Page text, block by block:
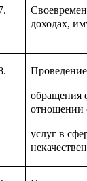
доходах,
обращения
отношении
услуг в